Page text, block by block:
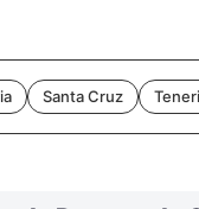
Santa Cruz